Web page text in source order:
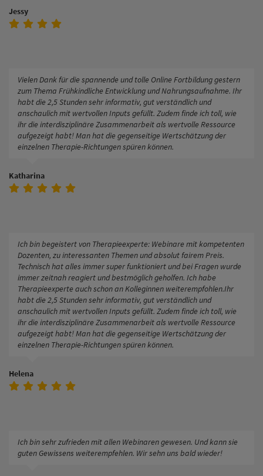
Jessy
Vielen Dank für die spannende und tolle Online Fortbildung gestern
zum Thema Frühkindliche Entwicklung und Nahrungsaufnahme. Ihr
habt die 2,5 Stunden sehr informativ, gut verständlich und
anschaulich mit wertvollen Inputs gefüllt. Zudem finde ich toll, wie
ihr die interdisziplinäre Zusammenarbeit als wertvolle Ressource
aufgezeigt habt! Man hat die gegenseitige Wertschätzung der
einzelnen Therapie-Richtungen spüren können.
Katharina
Ich bin begeistert von Therapieexperte: Webinare mit kompetenten
Dozenten, zu interessanten Themen und absolut fairem Preis.
Technisch hat alles immer super funktioniert und bei Fragen wurde
immer zeitnah reagiert und bestmöglich geholfen. Ich habe
Therapieexperte auch schon an Kolleginnen weiterempfohlen.Ihr
habt die 2,5 Stunden sehr informativ, gut verständlich und
anschaulich mit wertvollen Inputs gefüllt. Zudem finde ich toll, wie
ihr die interdisziplinäre Zusammenarbeit als wertvolle Ressource
aufgezeigt habt! Man hat die gegenseitige Wertschätzung der
einzelnen Therapie-Richtungen spüren können.
Helena
Ich bin sehr zufrieden mit allen Webinaren gewesen. Und kann sie
guten Gewissens weiterempfehlen. Wir sehn uns bald wieder!